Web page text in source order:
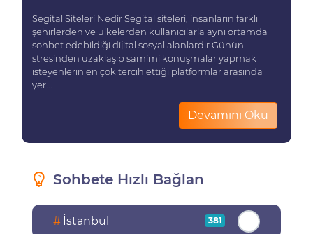
Segital Siteleri Nedir Segital siteleri, insanların farklı
şehirlerden ve ülkelerden kullanıcılarla aynı ortamda
sohbet edebildiği dijital sosyal alanlardır Günün
stresinden uzaklaşıp samimi konuşmalar yapmak
isteyenlerin en çok tercih ettiği platformlar arasında
yer...
Devamını Oku
Sohbete Hızlı Bağlan
# İstanbul 381